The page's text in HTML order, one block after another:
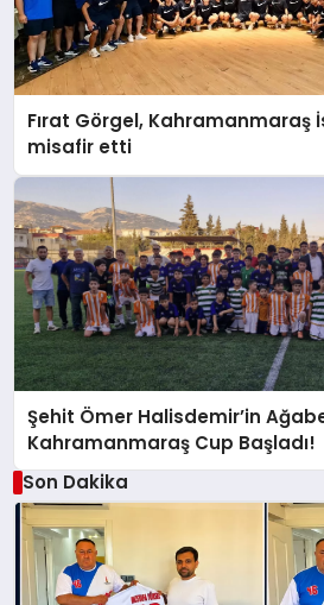
Fırat Görgel, Kahramanmaraş
misafir etti
Şehit Ömer Halisdemir’in
Kahramanmaraş Cup Başladı!
Son Dakika